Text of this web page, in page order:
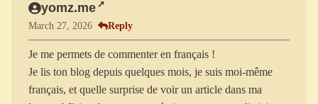
yomz.me
March 27, 2026 Reply
Je me permets de commenter en français !
Je lis ton blog depuis quelques mois, je suis moi-même
français, et quelle surprise de voir un article dans ma